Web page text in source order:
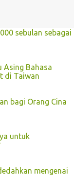
sebulan sebagai
Asing Bahasa
di Taiwan
bagi Orang Cina
untuk
mengenai